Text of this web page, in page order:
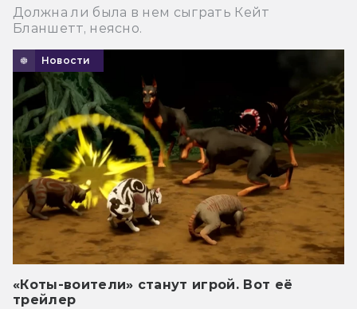
Должна ли была в нем сыграть Кейт
Бланшетт, неясно.
Новости
«Коты-воители» станут игрой. Вот её
трейлер